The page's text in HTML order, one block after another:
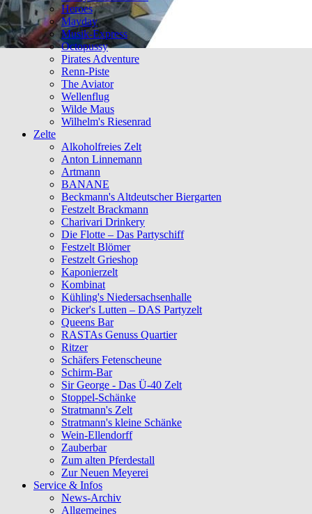
Heroes
Mayday
Musik-Express
Octopussy
Pirates Adventure
Renn-Piste
The Aviator
Wellenflug
Wilde Maus
Wilhelm's Riesenrad
Zelte
Alkoholfreies Zelt
Anton Linnemann
Artmann
BANANE
Beckmann's Altdeutscher Biergarten
Festzelt Brackmann
Charivari Drinkery
Die Flotte – Das Partyschiff
Festzelt Blömer
Festzelt Grieshop
Kaponierzelt
Kombinat
Kühling's Niedersachsenhalle
Picker's Lutten – DAS Partyzelt
Queens Bar
RASTAs Genuss Quartier
Ritzer
Schäfers Fetenscheune
Schirm-Bar
Sir George - Das Ü-40 Zelt
Stoppel-Schänke
Stratmann's Zelt
Stratmann's kleine Schänke
Wein-Ellendorff
Zauberbar
Zum alten Pferdestall
Zur Neuen Meyerei
Service & Infos
News-Archiv
Allgemeines